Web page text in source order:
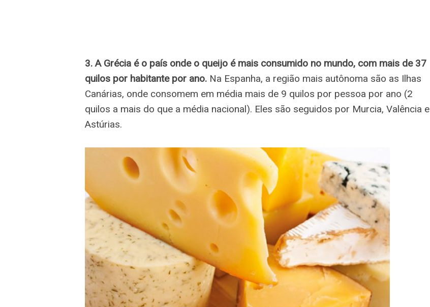
3. A Grécia é o país onde o queijo é mais consumido no mundo, com mais de 37
quilos por habitante por ano. Na Espanha, a região mais autônoma são as Ilhas
Canárias, onde consomem em média mais de 9 quilos por pessoa por ano (2
quilos a mais do que a média nacional). Eles são seguidos por Murcia, Valência e
Astúrias.